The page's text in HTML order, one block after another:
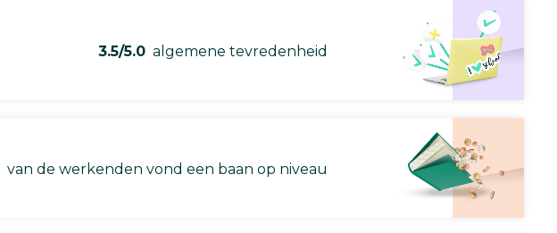
3.5/5.0 algemene tevredenheid
van de werkenden vond een baan op niveau